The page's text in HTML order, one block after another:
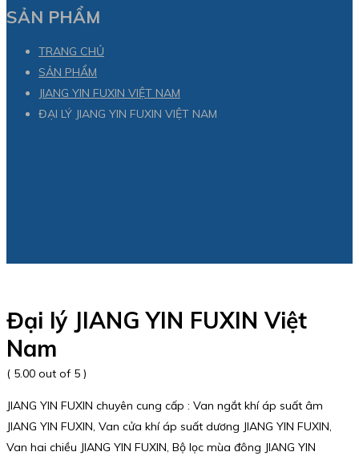
SẢN PHẨM
TRANG CHỦ
SẢN PHẨM
JIANG YIN FUXIN VIỆT NAM
ĐẠI LÝ JIANG YIN FUXIN VIỆT NAM
Đại lý JIANG YIN FUXIN Việt
Nam
( 5.00 out of 5 )
JIANG YIN FUXIN chuyên cung cấp : Van ngắt khí áp suất âm
JIANG YIN FUXIN, Van cửa khí áp suất dương JIANG YIN FUXIN,
Van hai chiều JIANG YIN FUXIN, Bộ lọc mùa đông JIANG YIN